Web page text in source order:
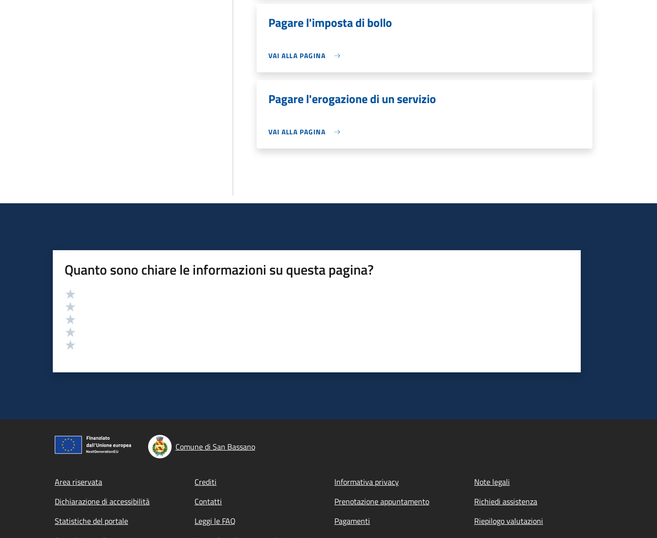
Pagare l'imposta di bollo
VAI ALLA PAGINA
Pagare l'erogazione di un servizio
VAI ALLA PAGINA
Quanto sono chiare le informazioni su questa pagina?
Valutazione
Comune di San Bassano
Footer menu
Area riservata Crediti Informativa privacy
Note legali
Dichiarazione di accessibilità
Contatti Prenotazione appuntamento
Richiedi assistenza
Statistiche del portale
Leggi le FAQ Pagamenti
Riepilogo valutazioni